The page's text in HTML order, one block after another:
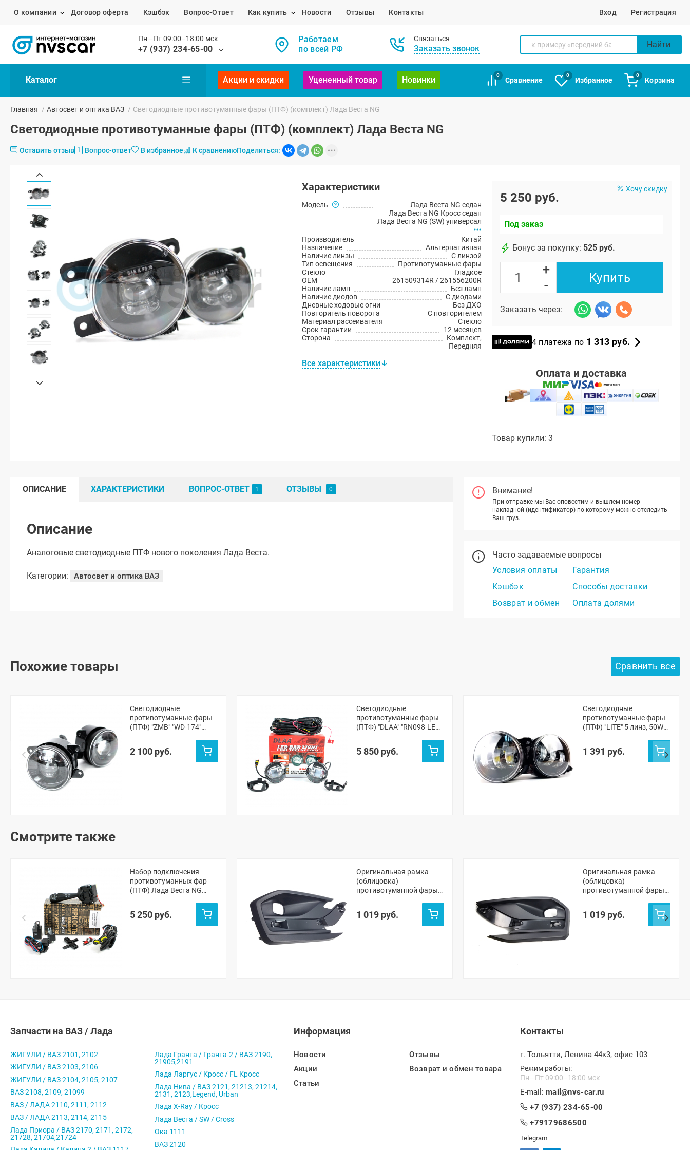
О компании Договор оферта Кэшбэк Вопрос-Ответ Как купить Новости Отзывы Контакты Вход Регистрация
Пн—Пт 09:00–18:00 мск
+7 (937) 234-65-00
Работаем
по всей РФ
Связаться
Заказать звонок Найти
Каталог Акции и скидки Уцененный товар Новинки
0
Сравнение
0
Избранное
0
Корзина
Главная / Автосвет и оптика ВАЗ / Светодиодные противотуманные фары (ПТФ) (комплект) Лада Веста NG
Светодиодные противотуманные фары (ПТФ) (комплект) Лада Веста NG
Оставить отзыв 1 Вопрос-ответ В избранное К сравнениюПоделиться:
Характеристики
Модель
Лада Веста NG седан
Лада Веста NG Кросс седан
Лада Веста NG (SW) универсал
Производитель
Китай
Назначение
Альтернативная
Наличие линзы
С линзой
Тип освещения
Противотуманные фары
Стекло
Гладкое
OEM
261509314R / 261556200R
Наличие ламп
Без ламп
Наличие диодов
С диодами
Дневные ходовые огни
Без ДХО
Повторитель поворота
С повторителем
Материал рассеивателя
Стекло
Срок гарантии
12 месяцев
Сторона
Комплект,
Передняя
Все характеристики
Хочу скидку
5 250 руб.
Под заказ
Бонус за покупку: 525 руб.
+
-
Купить
Заказать через:
4 платежа по 1 313 руб.
Оплата и доставка
Товар купили: 3
Внимание!
При отправке мы Вас оповестим и вышлем номер
накладной (идентификатор) по которому можно отследить
Ваш груз.
Часто задаваемые вопросы
Условия оплаты
Гарантия
Кэшбэк
Способы доставки
Возврат и обмен
Оплата долями
ОПИСАНИЕ ХАРАКТЕРИСТИКИ ВОПРОС-ОТВЕТ ОТЗЫВЫ
Описание
Аналоговые светодиодные ПТФ нового поколения Лада Веста.
Категории: Автосвет и оптика ВАЗ
Похожие товары
Светодиодные
противотуманные фары
(ПТФ) "ZMB" "WD-174"
2 100 руб.
Светодиодные
противотуманные фары
(ПТФ) "DLAA" "RN098-LED"
Ларгус ФЛ
5 850 руб.
Светодиодные
противотуманные фары
(ПТФ) "LITE" 5 линз, 50W
Икс-рей, Урбан, Гранта
ФЛ (белый)
1 391 руб.
Смотрите также
Набор подключения
противотуманных фар
(ПТФ) Лада Веста NG
5 250 руб.
Оригинальная рамка
(облицовка)
противотуманной фары
Веста NG седан, NG СВ
универсал (без
1 019 руб.
Оригинальная рамка
(облицовка)
противотуманной фары
универсал (без
1 019 руб.
Запчасти на ВАЗ / Лада
ЖИГУЛИ / ВАЗ 2101, 2102
ЖИГУЛИ / ВАЗ 2103, 2106
ЖИГУЛИ / ВАЗ 2104, 2105, 2107
ВАЗ 2108, 2109, 21099
ВАЗ / ЛАДА 2110, 2111, 2112
ВАЗ / ЛАДА 2113, 2114, 2115
Лада Приора / ВАЗ 2170, 2171, 2172,
21728, 21704,21724
Лада Гранта / Гранта-2 / ВАЗ 2190,
21905,2191
Лада Ларгус / Кросс / FL Кросс
Лада Нива / ВАЗ 2121, 21213, 21214,
2131, 2123,Legend, Urban
Лада X-Ray / Кросс
Лада Веста / SW / Cross
Ока 1111
ВАЗ 2120
Информация
Новости
Акции
Статьи
Отзывы
Возврат и обмен товара
Контакты
г. Тольятти, Ленина 44к3, офис 103
Режим работы:
Пн—Пт 09:00–18:00 мск
E-mail: mail@nvs-car.ru
+7 (937) 234-65-00
+79179686500
Telegram